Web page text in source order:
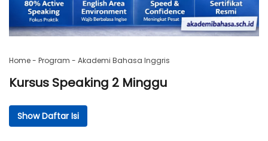
Home- Program - Akademi Bahasa Inggris
Kursus Speaking 2 Minggu
Show Daftar Isi